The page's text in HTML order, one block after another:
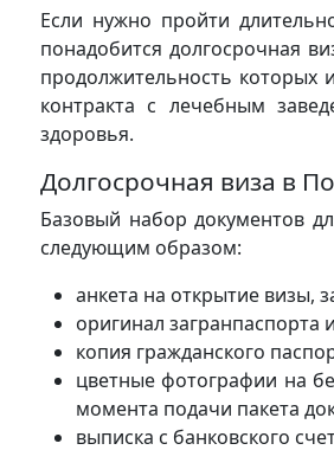
Если нужно пройти
понадобится долгосрочная
продолжительность которых
контракта с лечебным
здоровья.
Долгосрочная виза в
Базовый набор документов
следующим образом:
анкета на открытие визы,
оригинал загранпаспорта
копия гражданского
цветные фотографии на
момента подачи пакета
выписка с банковского